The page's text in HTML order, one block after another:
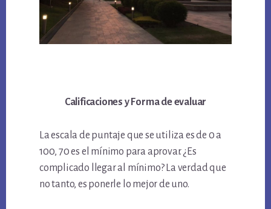
Calificaciones y Forma de evaluar
La escala de puntaje que se utiliza es de 0 a
100, 70 es el mínimo para aprovar. ¿Es
complicado llegar al mínimo? La verdad que
no tanto, es ponerle lo mejor de uno.